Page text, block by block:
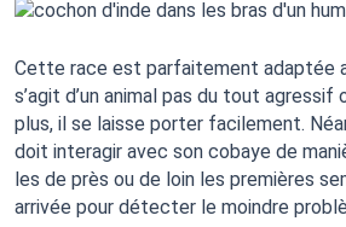
Cette race est parfaitement adaptée
s’agit d’un animal pas du tout agressif
plus, il se laisse porter facilement.
doit interagir avec son cobaye de
les de près ou de loin les premières
arrivée pour détecter le moindre